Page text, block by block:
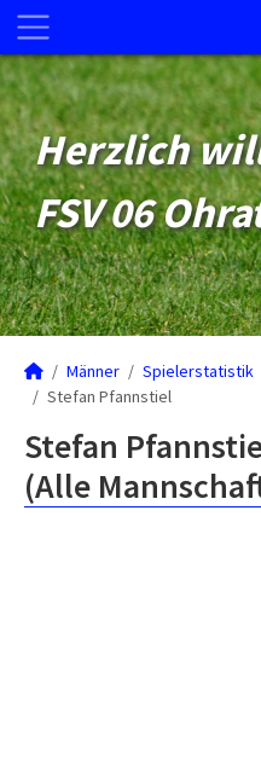
Herzlich
FSV 06
Männer Spielerstatistik
Stefan Pfannstiel
Stefan
(Alle